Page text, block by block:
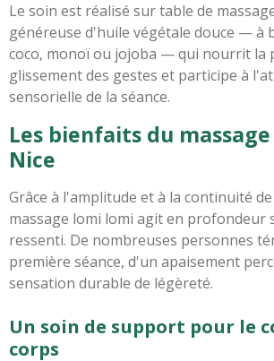
Le soin est réalisé sur table de
généreuse d'huile végétale douce — à
coco, monoï ou jojoba — qui nourrit la
glissement des gestes et participe à
sensorielle de la séance.
Les bienfaits du
Nice
Grâce à l'amplitude et à la continuité
massage lomi lomi agit en profondeur
ressenti. De nombreuses personnes
première séance, d'un apaisement
sensation durable de légèreté.
Un soin de support pour le
corps